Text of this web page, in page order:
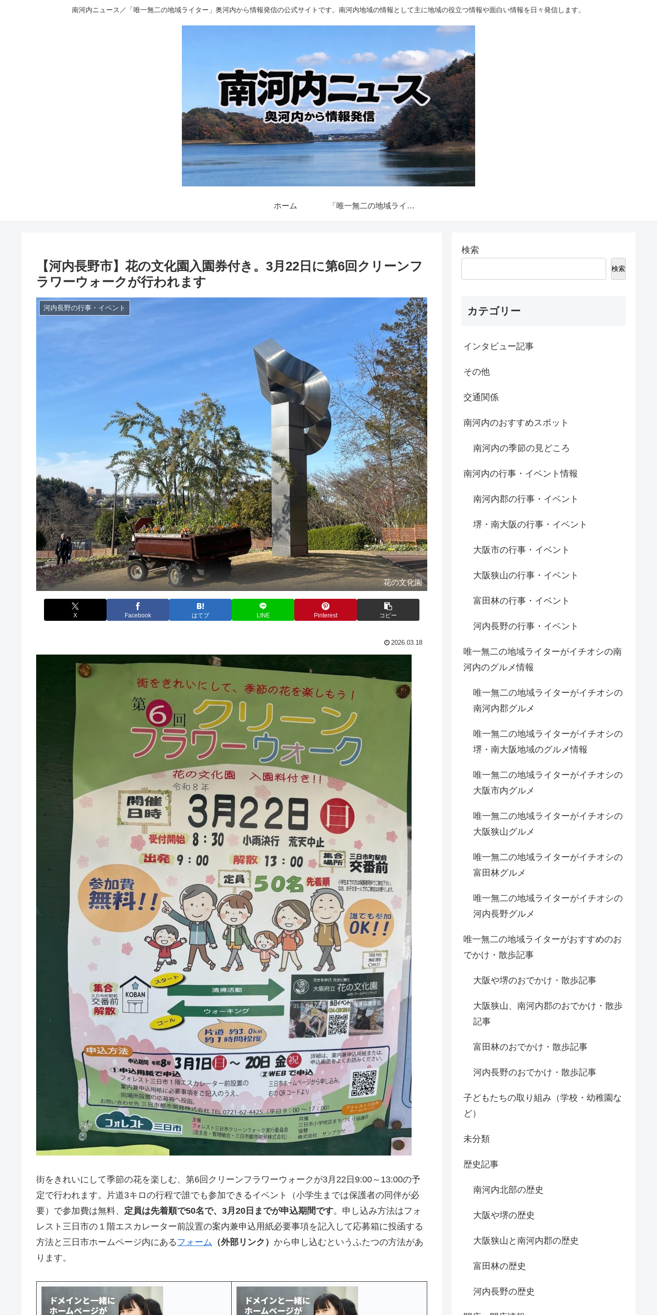
南河内ニュース／「唯一無二の地域ライター」奥河内から情報発信の公式サイトです。南河内地域の情報として主に地域の役立つ情報や面白い情報を日々発信します。
ホーム 「唯一無二の地域ライター」奥河内から情報発信とは
【河内長野市】花の文化園入園券付き。3月22日に第6回クリーンフ
ラワーウォークが行われます
河内長野の行事・イベント
花の文化園
X Facebook はてブ LINE Pinterest コピー
2026.03.18
街をきれいにして季節の花を楽しむ、第6回クリーンフラワーウォークが3月22日9:00～13:00の予
定で行われます。片道3キロの行程で誰でも参加できるイベント（小学生までは保護者の同伴が必
要）で参加費は無料、 定員は先着順で50名で、3月20日までが申込期間です。申し込み方法はフォ
レスト三日市の１階エスカレーター前設置の案内兼申込用紙必要事項を記入して応募箱に投函する
方法と三日市ホームページ内にある フォーム （外部リンク） から申し込むというふたつの方法があ
ります。
検索
検索
カテゴリー
インタビュー記事
その他
交通関係
南河内のおすすめスポット
南河内の季節の見どころ
南河内の行事・イベント情報
南河内郡の行事・イベント
堺・南大阪の行事・イベント
大阪市の行事・イベント
大阪狭山の行事・イベント
富田林の行事・イベント
河内長野の行事・イベント
唯一無二の地域ライターがイチオシの南
河内のグルメ情報
唯一無二の地域ライターがイチオシの
南河内郡グルメ
唯一無二の地域ライターがイチオシの
堺・南大阪地域のグルメ情報
唯一無二の地域ライターがイチオシの
大阪市内グルメ
唯一無二の地域ライターがイチオシの
大阪狭山グルメ
唯一無二の地域ライターがイチオシの
富田林グルメ
唯一無二の地域ライターがイチオシの
河内長野グルメ
唯一無二の地域ライターがおすすめのお
でかけ・散歩記事
大阪や堺のおでかけ・散歩記事
大阪狭山、南河内郡のおでかけ・散歩
記事
富田林のおでかけ・散歩記事
河内長野のおでかけ・散歩記事
子どもたちの取り組み（学校・幼稚園な
ど）
未分類
歴史記事
南河内北部の歴史
大阪や堺の歴史
大阪狭山と南河内郡の歴史
富田林の歴史
河内長野の歴史